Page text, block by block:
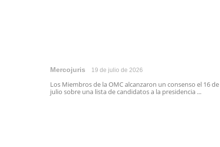
Mercojuris 19 de julio de 2026
Los Miembros de la OMC alcanzaron un consenso el 16 de
julio sobre una lista de candidatos a la presidencia ...